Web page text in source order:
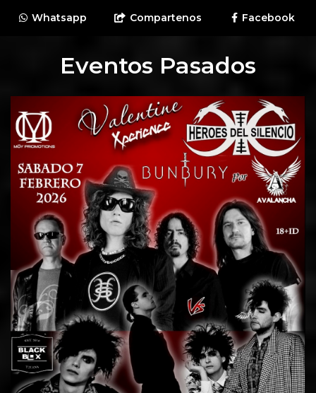
Whatsapp Compartenos Facebook
Eventos Pasados